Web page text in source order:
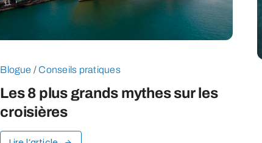
Blogue /Conseils pratiques
Les 8 plus grands mythes sur les
croisières